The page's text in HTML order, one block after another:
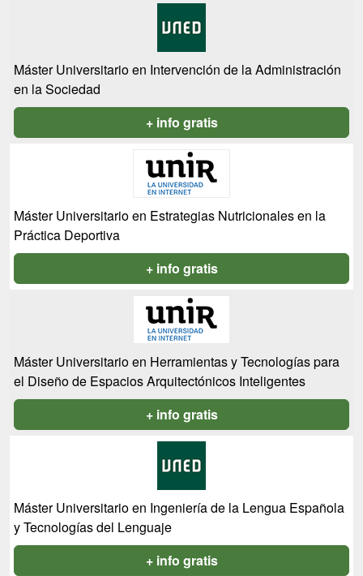
Máster Universitario en Intervención de la Administración
en la Sociedad
+ info gratis
Máster Universitario en Estrategias Nutricionales en la
Práctica Deportiva
+ info gratis
Máster Universitario en Herramientas y Tecnologías para
el Diseño de Espacios Arquitectónicos Inteligentes
+ info gratis
Máster Universitario en Ingeniería de la Lengua Española
y Tecnologías del Lenguaje
+ info gratis